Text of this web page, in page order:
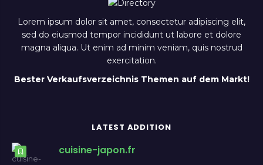
Lorem ipsum dolor sit amet, consectetur adipiscing elit,
sed do eiusmod tempor incididunt ut labore et dolore
magna aliqua. Ut enim ad minim veniam, quis nostrud
exercitation.
Bester Verkaufsverzeichnis Themen auf dem Markt!
LATEST ADDITION
cuisine-japon.fr